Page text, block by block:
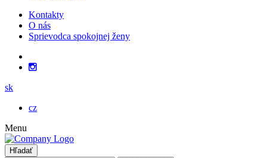
Kontakty
O nás
Sprievodca spokojnej ženy
sk
cz
Menu
Hľadať